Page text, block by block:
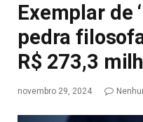
Exemplar de
pedra
R$ 273,3
novembro 29, 2024